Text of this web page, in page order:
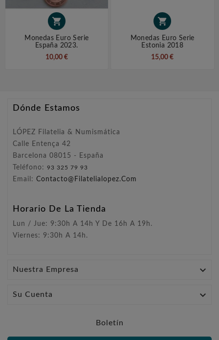

Monedas Euro Serie
España 2023.
10,00 €

Monedas Euro Serie
Estonia 2018
15,00 €
Dónde Estamos
LÓPEZ Filatelia & Numismática
Calle Entença 42
Barcelona 08015 - España
Teléfono: 93 325 79 93
Email: Contacto@filatelialopez.com
Horario De La Tienda
Lun / Jue: 9:30h A 14h Y De 16h A 19h.
Viernes: 9:30h A 14h.
Nuestra Empresa 
Su Cuenta 
Boletín